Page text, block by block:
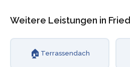
Weitere Leistungen in
🏠 Terrassendach